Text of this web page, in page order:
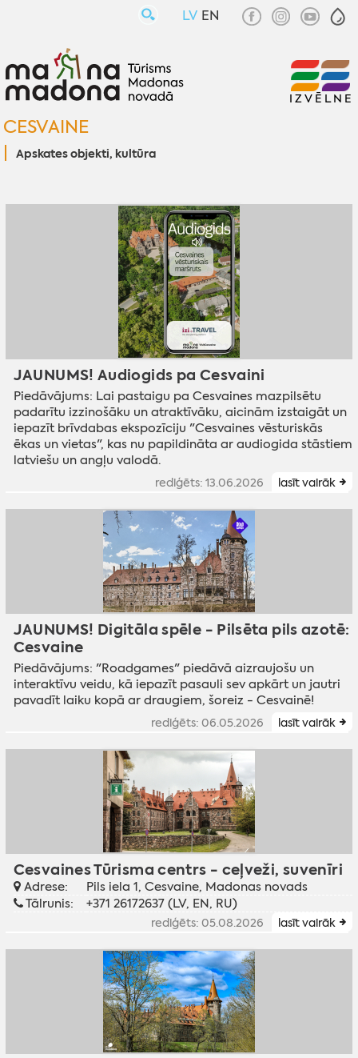
LV EN
CESVAINE
Apskates objekti, kultūra
IZVĒLNE
JAUNUMS! Audiogids pa Cesvaini
Piedāvājums: Lai pastaigu pa Cesvaines mazpilsētu
padarītu izzinošāku un atraktīvāku, aicinām izstaigāt un
iepazīt brīvdabas ekspozīciju "Cesvaines vēsturiskās
ēkas un vietas", kas nu papildināta ar audiogida stāstiem
latviešu un angļu valodā.
rediģēts: 13.06.2026 lasīt vairāk
JAUNUMS! Digitāla spēle - Pilsēta pils azotē:
Cesvaine
Piedāvājums: "Roadgames" piedāvā aizraujošu un
interaktīvu veidu, kā iepazīt pasauli sev apkārt un jautri
pavadīt laiku kopā ar draugiem, šoreiz - Cesvainē!
rediģēts: 06.05.2026 lasīt vairāk
Cesvaines Tūrisma centrs - ceļveži, suvenīri
Adrese:
Pils iela 1, Cesvaine, Madonas novads
Tālrunis:
+371 26172637 (LV, EN, RU)
rediģēts: 05.08.2026 lasīt vairāk